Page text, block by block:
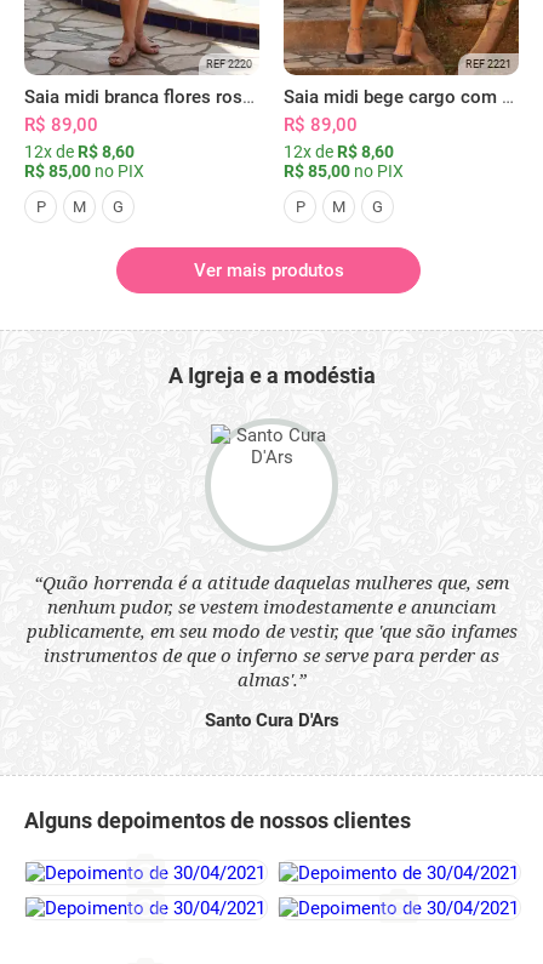
REF 2220
Saia midi branca flores rosas com bolsos
R$ 89,00
12x de R$ 8,60
R$ 85,00 no PIX
P M G
REF 2221
Saia midi bege cargo com bolsos
R$ 89,00
12x de R$ 8,60
R$ 85,00 no PIX
P M G
Ver mais produtos
A Igreja e a modéstia
“Quão horrenda é a atitude daquelas mulheres que, sem
nenhum pudor, se vestem imodestamente e anunciam
publicamente, em seu modo de vestir, que 'que são infames
instrumentos de que o inferno se serve para perder as
almas'.”
Santo Cura D'Ars
Alguns depoimentos de nossos clientes